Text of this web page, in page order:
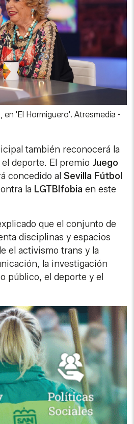
en 'El Hormiguero'. Atresmedia -
también reconocerá la
el deporte. El premio Juego
concedido alSevilla Fútbol
la LGTBIfobia en este
que el conjunto de
disciplinas y espacios
el activismo trans y la
la investigación
público, el deporte y el